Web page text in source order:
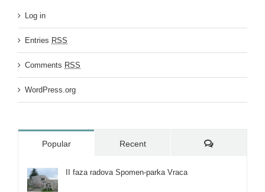
Log in
Entries RSS
Comments RSS
WordPress.org
Popular Recent Comments
II faza radova Spomen-parka Vraca